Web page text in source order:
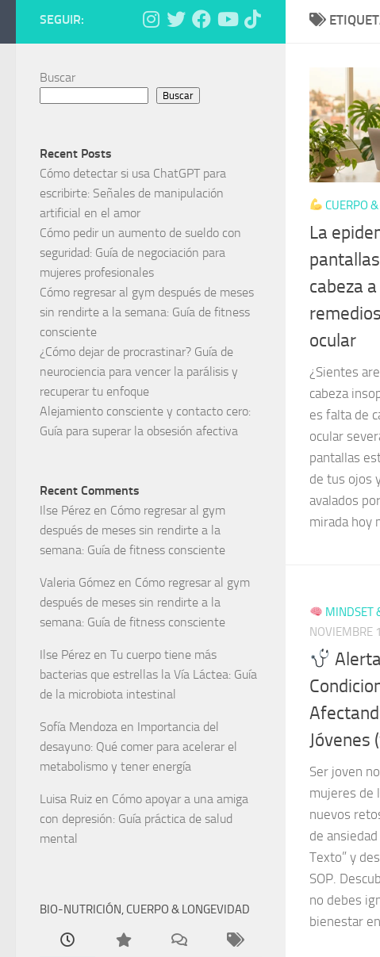
CUERPO
La
cabeza
ocular
¿Sientes
cabeza
es falta de
ocular
pantallas
de tus ojos
avalados
mirada hoy
MINDSET
NOVIEMBRE
Jóvenes
Ser joven
mujeres de
nuevos
de
Texto” y
SOP.
no debes
bienestar
SEGUIR:
Buscar
Buscar
Recent Posts
Cómo detectar si usa ChatGPT para
escribirte: Señales de manipulación
artificial en el amor
Cómo pedir un aumento de sueldo con
seguridad: Guía de negociación para
mujeres profesionales
Cómo regresar al gym después de meses
sin rendirte a la semana: Guía de fitness
consciente
¿Cómo dejar de procrastinar? Guía de
neurociencia para vencer la parálisis y
recuperar tu enfoque
Alejamiento consciente y contacto cero:
Guía para superar la obsesión afectiva
Recent Comments
Ilse Pérez en Cómo regresar al gym
después de meses sin rendirte a la
semana: Guía de fitness consciente
Valeria Gómez en Cómo regresar al gym
después de meses sin rendirte a la
semana: Guía de fitness consciente
Ilse Pérez en Tu cuerpo tiene más
bacterias que estrellas la Vía Láctea: Guía
de la microbiota intestinal
Sofía Mendoza en Importancia del
desayuno: Qué comer para acelerar el
metabolismo y tener energía
Luisa Ruiz en Cómo apoyar a una amiga
con depresión: Guía práctica de salud
mental
BIO-NUTRICIÓN, CUERPO & LONGEVIDAD